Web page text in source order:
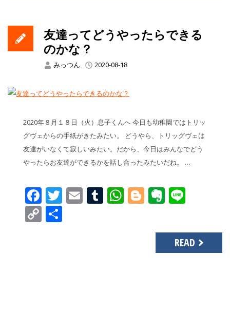
友達ってどうやったらできる
のかな？
みっつん 2020-08-18
2020年８月１８日（火）息子くんへ 今日も幼稚園ではトリッ
グヴェからの手紙がきたみたい。 どうやら、トリッグヴェは
友達がいなくて寂しいみたい。だから、今日はみんなでどう
やったらお友達ができるかを話し合ったみたいだね。 …
Facebook
Twitter
EmailTumblr
WhatsApp
Blogger
Copy
READ